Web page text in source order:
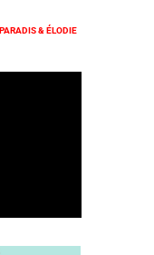
& ÉLODIE